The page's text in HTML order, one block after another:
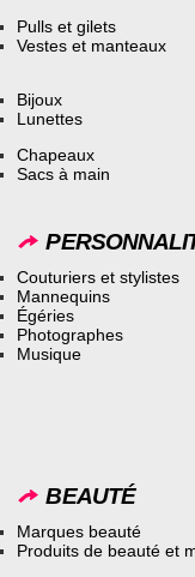
Pulls et gilets
Vestes et manteaux
Bijoux
Lunettes
Chapeaux
Sacs à main
Couturiers et stylistes
Mannequins
Égéries
Photographes
Musique
BEAUTÉ
Marques beauté
Produits de beauté et